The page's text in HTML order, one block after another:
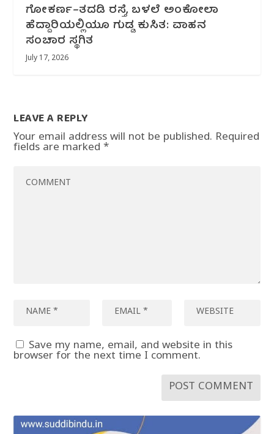
ಗೋಕರ್ಣ–ತದಡಿ ರಸ್ತೆ, ಬಳಲೆ ಅಂಕೋಲಾ
ಹೆದ್ದಾರಿಯಲ್ಲಿಯೂ ಗುಡ್ಡ ಕುಸಿತ: ವಾಹನ
ಸಂಚಾರ ಸ್ಥಗಿತ
July 17, 2026
LEAVE A REPLY
Your email address will not be published. Required
fields are marked*
Save my name, email, and website in this
browser for the next time I comment.